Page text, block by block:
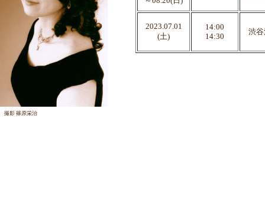
2023.07.01
(土)
14:00
14:30
渋谷
撮影 篠原栄治